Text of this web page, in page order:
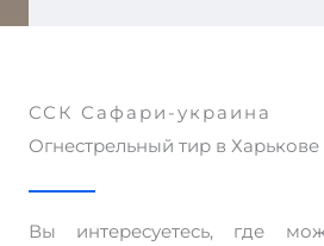
a
ССК Сафари-украина
Огнестрельный тир в Харькове
Вы интересуетесь, где